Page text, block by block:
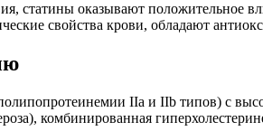
статины оказывают положительное
свойства крови, обладают
IIа и IIb типов) с
комбинированная